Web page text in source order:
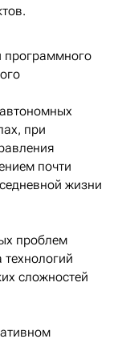
программного
при
почти
жизни
проблем
сложностей